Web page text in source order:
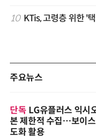
10 KTis, 고령층 위한 '
주요뉴스
단독 LG유플러스 익시
본 제한적 수집…보이
도화 활용